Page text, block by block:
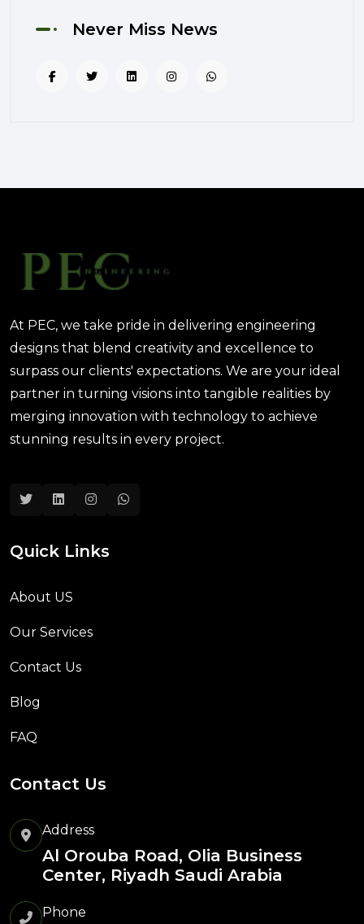
أكثر إنسانية
والتكاليف؟
Never Miss News
At PEC, we take pride in delivering engineering
designs that blend creativity and excellence to
surpass our clients' expectations. We are your ideal
partner in turning visions into tangible realities by
merging innovation with technology to achieve
stunning results in every project.
Quick Links
About US
Our Services
Contact Us
Blog
FAQ
Contact Us
Address
Al Orouba Road, Olia Business
Center, Riyadh Saudi Arabia
Phone